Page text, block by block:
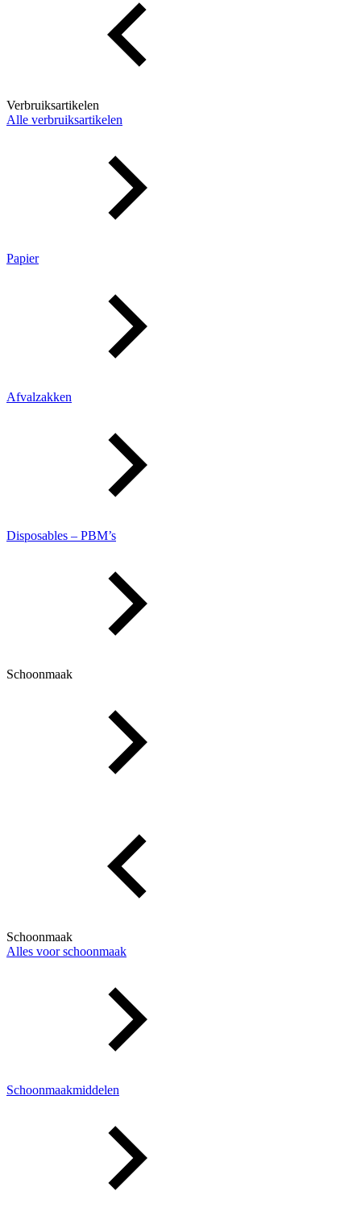
Verbruiksartikelen
Alle verbruiksartikelen
Papier
Afvalzakken
Disposables – PBM’s
Schoonmaak
Schoonmaak
Alles voor schoonmaak
Schoonmaakmiddelen